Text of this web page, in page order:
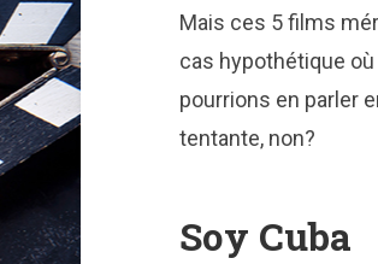
Mais ces 5 films
cas hypothétique
pourrions en parler
tentante, non?
Soy Cuba